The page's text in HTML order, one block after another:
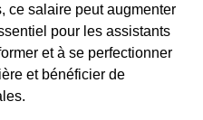
ce salaire peut augmenter
pour les assistants
et à se perfectionner
et bénéficier de